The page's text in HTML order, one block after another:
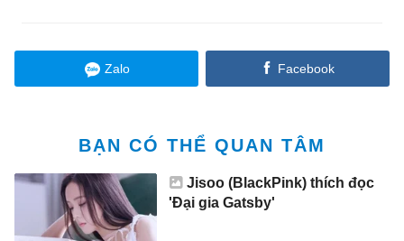
Zalo Facebook
BẠN CÓ THỂ QUAN TÂM
Jisoo (BlackPink) thích đọc
'Đại gia Gatsby'